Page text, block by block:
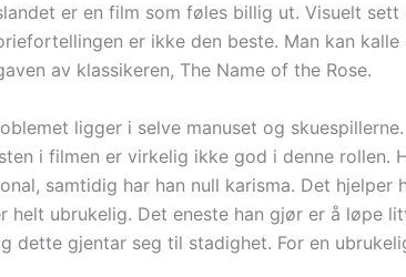
er en film som føles billig ut. Visuelt sett
er ikke den beste. Man kan
av klassikeren, The Name of the Rose.
ligger i selve manuset og
i filmen er virkelig ikke god i denne rollen.
samtidig har han null karisma. Det hjelper
helt ubrukelig. Det eneste han gjør er å løpe
dette gjentar seg til stadighet. For en